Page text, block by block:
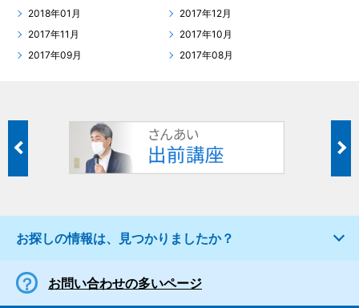
2018年01月
2017年12月
2017年11月
2017年10月
2017年09月
2017年08月
お探しの情報は、見つかりましたか？
お問い合わせの多いページ